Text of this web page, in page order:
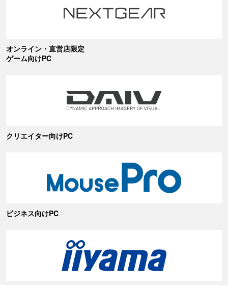
オンライン・直営店限定
ゲーム向けPC
クリエイター向けPC
ビジネス向けPC